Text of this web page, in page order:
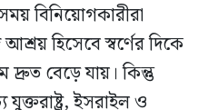
বিনিয়োগকারীরা
হিসেবে স্বর্ণের দিকে
দ্রুত বেড়ে যায়। কিন্তু
যুক্তরাষ্ট্র, ইসরাইল ও